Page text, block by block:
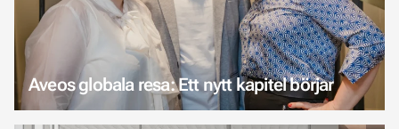
Aveos globala resa: Ett nytt kapitel börjar